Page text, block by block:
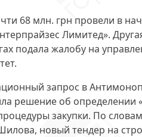
68 млн. грн провели в
Лимитед».
подала жалобу на
запрос в
решение об
закупки. По
новый тендер на